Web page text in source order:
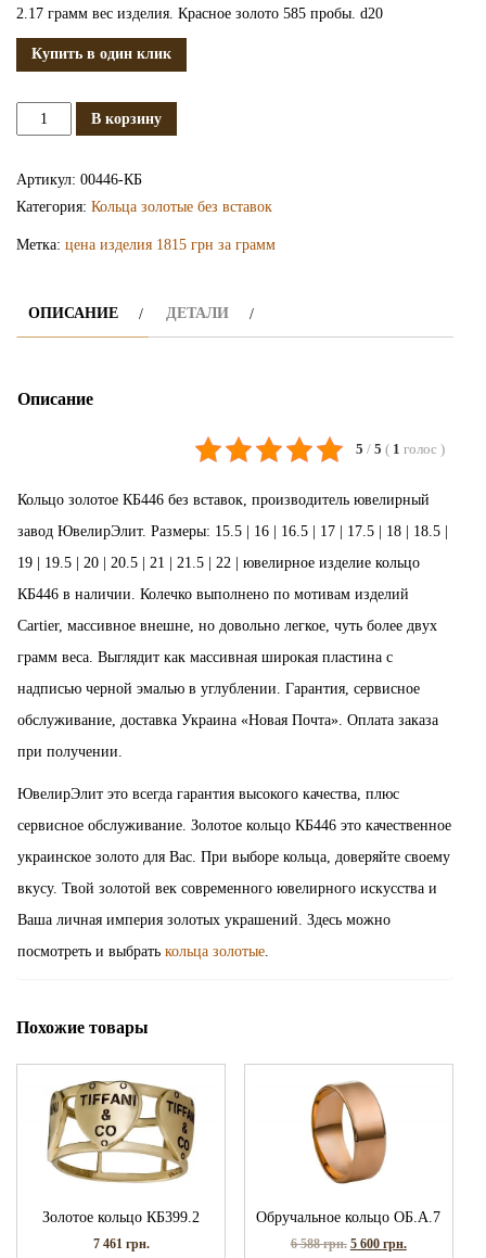
2.17 грамм вес изделия. Красное золото 585 пробы. d20
Купить в один клик
КоличествоВ корзину
Артикул: 00446-КБ
Категория: Кольца золотые без вставок
Метка: цена изделия 1815 грн за грамм
ОПИСАНИЕ ДЕТАЛИ
Описание
5 / 5 ( 1 голос )
Кольцо золотое КБ446 без вставок, производитель ювелирный
завод ЮвелирЭлит. Размеры: 15.5 | 16 | 16.5 | 17 | 17.5 | 18 | 18.5 |
19 | 19.5 | 20 | 20.5 | 21 | 21.5 | 22 | ювелирное изделие кольцо
КБ446 в наличии. Колечко выполнено по мотивам изделий
Cartier, массивное внешне, но довольно легкое, чуть более двух
грамм веса. Выглядит как массивная широкая пластина с
надписью черной эмалью в углублении. Гарантия, сервисное
обслуживание, доставка Украина «Новая Почта». Оплата заказа
при получении.
ЮвелирЭлит это всегда гарантия высокого качества, плюс
сервисное обслуживание. Золотое кольцо КБ446 это качественное
украинское золото для Вас. При выборе кольца, доверяйте своему
вкусу. Твой золотой век современного ювелирного искусства и
Ваша личная империя золотых украшений. Здесь можно
посмотреть и выбрать кольца золотые
Похожие товары
Золотое кольцо КБ399.2
7 461 грн.
Обручальное кольцо ОБ.А.7
6 588грн. 5 600 грн.